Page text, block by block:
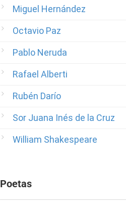
Miguel Hernández
Octavio Paz
Pablo Neruda
Rafael Alberti
Rubén Darío
Sor Juana Inés de la Cruz
William Shakespeare
Poetas